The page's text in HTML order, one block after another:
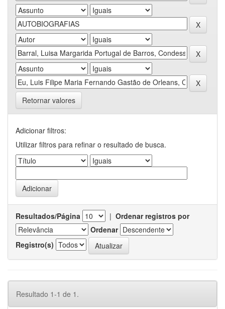
Retornar valores
Adicionar filtros:
Utilizar filtros para refinar o resultado de busca.
Resultados/Página | Ordenar registros por
Ordenar
Registro(s)
Resultado 1-1 de 1.